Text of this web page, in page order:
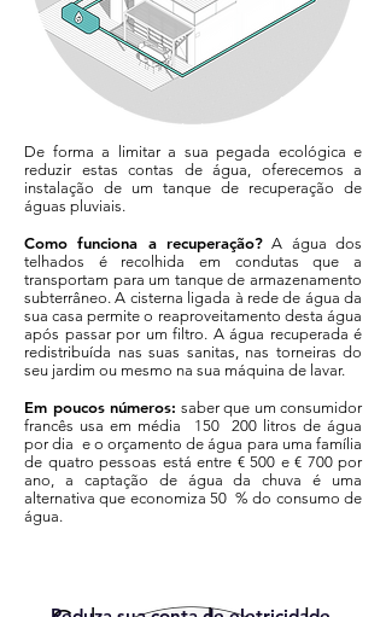
De forma a limitar a sua pegada ecológica e
reduzir estas contas de água, oferecemos a
instalação de um tanque de recuperação de
águas pluviais.
Como funciona a recuperação? A água dos
telhados é recolhida em condutas que a
transportam para um tanque de armazenamento
subterrâneo. A cisterna ligada à rede de água da
sua casa permite o reaproveitamento desta água
após passar por um filtro. A água recuperada é
redistribuída nas suas sanitas, nas torneiras do
seu jardim ou mesmo na sua máquina de lavar.
Em poucos números: saber que um consumidor
francês usa em média 150 200 litros de água
por dia e o orçamento de água para uma família
de quatro pessoas está entre € 500 e € 700 por
ano, a captação de água da chuva é uma
alternativa que economiza 50 % do consumo de
água.